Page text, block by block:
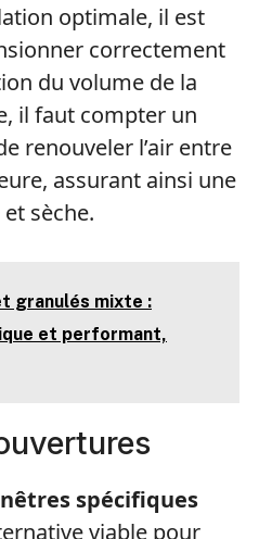
optimale, il est
correctement
du volume de la
il faut compter un
renouveler l’air entre
assurant ainsi une
sèche.
granulés mixte :
et performant,
spécifiques
viable pour